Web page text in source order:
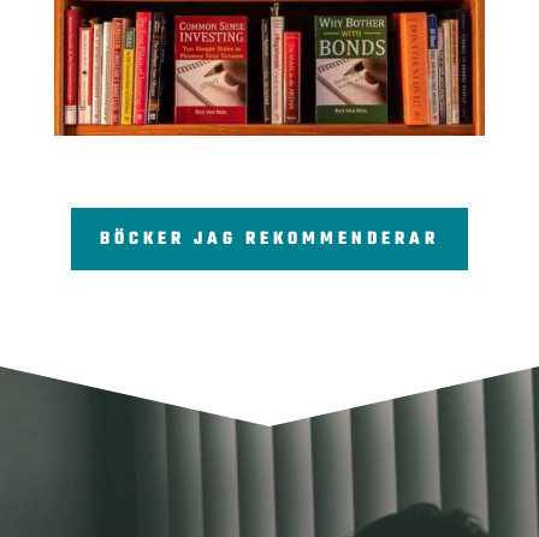
BÖCKER JAG REKOMMENDERAR